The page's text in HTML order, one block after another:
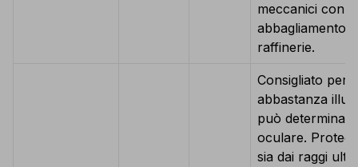
meccanici con
abbagliamento,
raffinerie.
Consigliato per
abbastanza
può
oculare.
sia dai raggi